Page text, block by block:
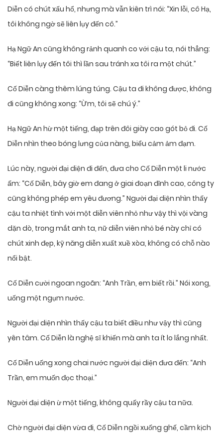
Diễn có chút xấu hổ, nhưng mà vẫn kiên trì nói: “Xin lỗi, cô Hạ,
tôi không ngờ sẽ liên lụy đến cô.”
Hạ Ngữ An cũng không rảnh quanh co với cậu ta, nói thẳng:
“Biết liên lụy đến tôi thì lần sau tránh xa tôi ra một chút.”
Cố Diễn càng thêm lúng túng. Cậu ta đi không được, không
đi cũng không xong: “Ừm, tôi sẽ chú ý.”
Hạ Ngữ An hừ một tiếng, đạp trên đôi giày cao gót bỏ đi. Cố
Diễn nhìn theo bóng lưng của nàng, biểu cảm ảm đạm.
Lúc này, người đại diện đi đến, đưa cho Cố Diễn một li nước
ấm: “Cố Diễn, bây giờ em đang ở giai đoạn đỉnh cao, công ty
cũng không phép em yêu đương.” Người đại diện nhìn thấy
cậu ta nhiệt tình với một diễn viên nhỏ như vậy thì vội vàng
dặn dò, trong mắt anh ta, nữ diễn viên nhỏ bé này chỉ có
chút xinh đẹp, kỹ năng diễn xuất xuề xòa, không có chỗ nào
nổi bật.
Cố Diễn cười ngoan ngoãn: “Anh Trần, em biết rồi.” Nói xong,
uống một ngụm nước.
Người đại diện nhìn thấy cậu ta biết điều như vậy thì cũng
yên tâm. Cố Diễn là nghệ sĩ khiến mà anh ta ít lo lắng nhất.
Cố Diễn uống xong chai nước người đại diện đưa đến: “Anh
Trần, em muốn đọc thoại.”
Người đại diện ừ một tiếng, không quấy rầy cậu ta nữa.
Chờ người đại diện vừa đi, Cố Diễn ngồi xuống ghế, cầm kịch